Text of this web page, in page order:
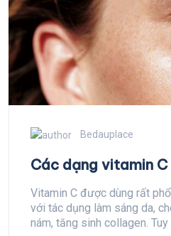
Bedauplace
Các dạng vitamin
Vitamin C được dùng rất
với tác dụng làm sáng da,
nám, tăng sinh collagen.